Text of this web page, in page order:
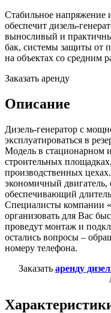
Стабильное напряжение
обеспечит дизель-
выносливый и
бак, системы защиты от
на объектах со средним
Заказать аренду
Описание
Дизель-генератор с
эксплуатироваться в
Модель в стационарном
строительных
производственных
экономичный
обеспечивающий
Специалисты компании
организовать для Вас
проведут монтаж и
остались вопросы –
номеру телефона.
Заказать аренду